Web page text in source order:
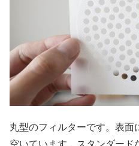
丸型のフィルターです。表